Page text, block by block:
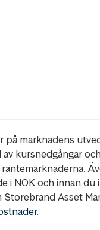
på marknadens
kursnedgångar
i NOK och innan
Asset
.